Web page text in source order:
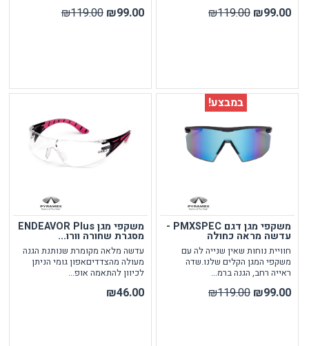
₪99.00
₪119.00
₪99.00
₪119.00
במבצע!
משקפי מגן דגם PMXSPEC -
עדשה מראה כחולה
חוויית נוחות שאין שנייה לה עם
משקפי המגן הקלים שלנו.שדה
ראייה רחב, הגנה ברמ...
₪99.00
₪119.00
משקפי מגן ENDEAVOR Plus
מסגרת שחורה וורו...
עדשה מלאה מקומרת שנותנת הגנה
מעולה מהצדדיםאפון גומי הניתן
לכיוון להתאמה אופ...
₪46.00